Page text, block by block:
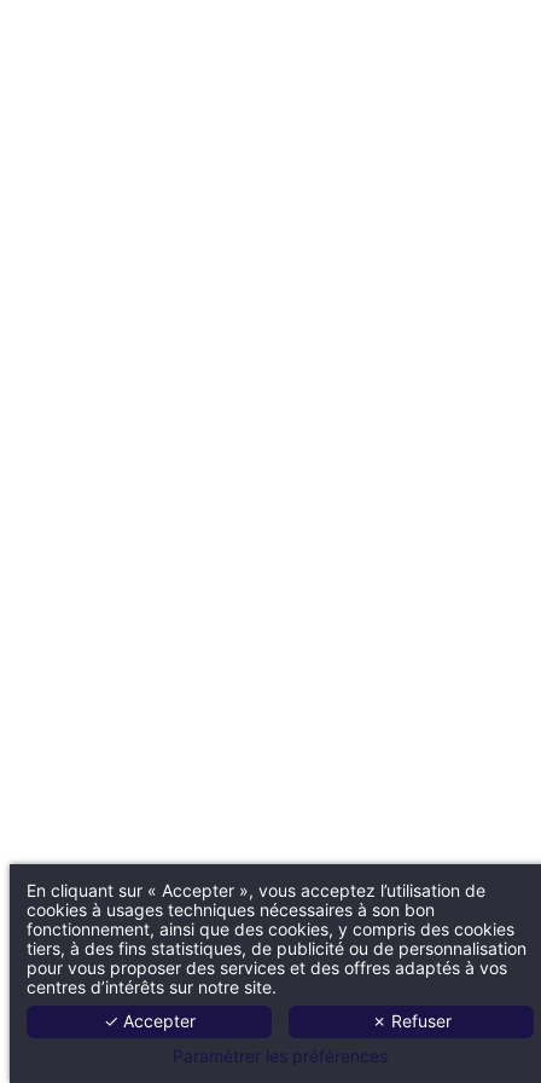
En cliquant sur « Accepter », vous acceptez l’utilisation de
cookies à usages techniques nécessaires à son bon
fonctionnement, ainsi que des cookies, y compris des cookies
tiers, à des fins statistiques, de publicité ou de personnalisation
pour vous proposer des services et des offres adaptés à vos
centres d’intérêts sur notre site.
✓ Accepter
✗ Refuser
Paramétrer les préférences